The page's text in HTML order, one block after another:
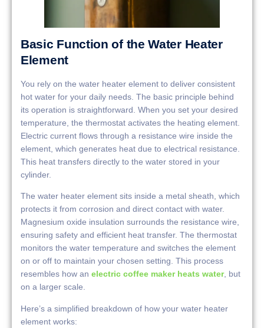
Basic Function of the Water Heater
Element
You rely on the water heater element to deliver consistent
hot water for your daily needs. The basic principle behind
its operation is straightforward. When you set your desired
temperature, the thermostat activates the heating element.
Electric current flows through a resistance wire inside the
element, which generates heat due to electrical resistance.
This heat transfers directly to the water stored in your
cylinder.
The water heater element sits inside a metal sheath, which
protects it from corrosion and direct contact with water.
Magnesium oxide insulation surrounds the resistance wire,
ensuring safety and efficient heat transfer. The thermostat
monitors the water temperature and switches the element
on or off to maintain your chosen setting. This process
resembles how an electric coffee maker heats water, but
on a larger scale.
Here’s a simplified breakdown of how your water heater
element works: